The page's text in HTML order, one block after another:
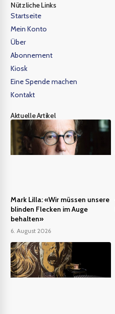
Nützliche Links
Startseite
Mein Konto
Über
Abonnement
Kiosk
Eine Spende machen
Kontakt
Aktuelle Artikel
Mark Lilla: «Wir müssen unsere
blinden Flecken im Auge
behalten»
6. August 2026